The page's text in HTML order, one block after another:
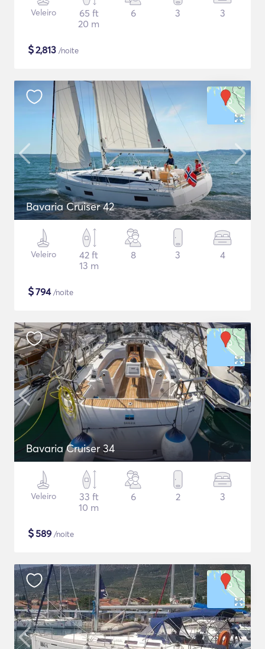
Veleiro
65 ft
20 m
6 3 3
$2,813 /noite
Bavaria Cruiser 42
Veleiro
42 ft
13 m
8 3 4
$794/noite
Bavaria Cruiser 34
Veleiro
33 ft
10 m
6 2 3
$589 /noite